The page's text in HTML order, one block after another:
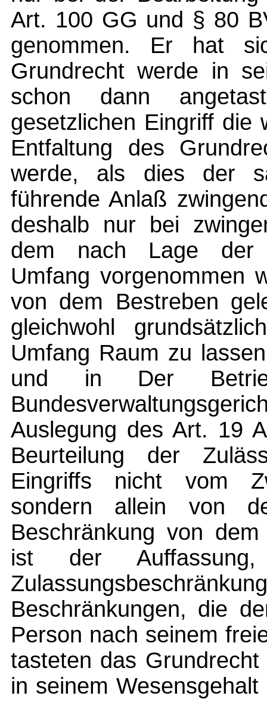
Art. 100 GG und § 80
genommen. Er hat
Grundrecht werde in
schon dann
gesetzlichen Eingriff die
Entfaltung des
werde, als dies der
führende Anlaß
deshalb nur bei
dem nach Lage der
Umfang vorgenommen
von dem Bestreben
gleichwohl
Umfang Raum zu
und in Der
Auslegung des Art. 19
Beurteilung der
Eingriffs nicht vom
sondern allein von
Beschränkung von
ist der Auffassung,
Beschränkungen, die
Person nach seinem
tasteten das
in seinem